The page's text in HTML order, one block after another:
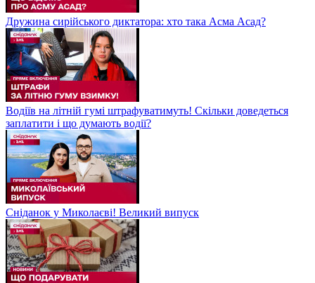
Дружина сирійського диктатора: хто така Асма Асад?
Водіїв на літній гумі штрафуватимуть! Скільки доведеться
заплатити і що думають водії?
Сніданок у Миколаєві! Великий випуск